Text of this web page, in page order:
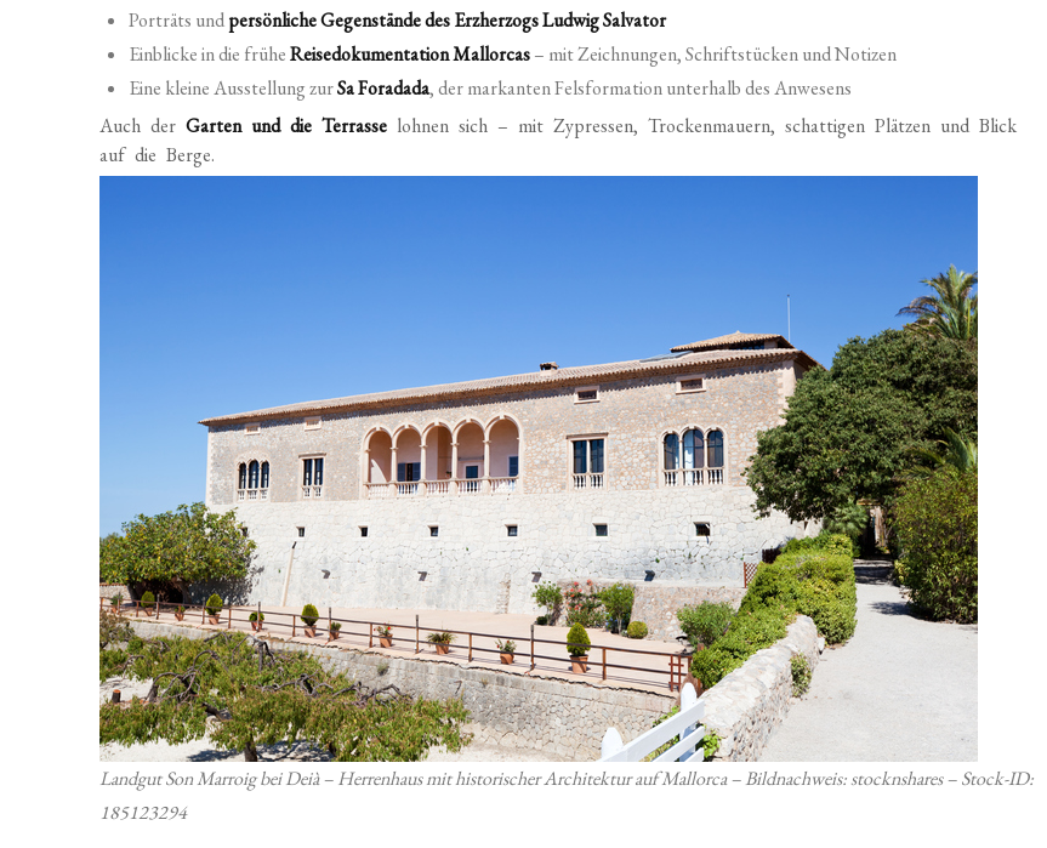
Porträts undpersönliche Gegenstände des Erzherzogs Ludwig Salvator
Einblicke in die früheReisedokumentation Mallorcas– mit Zeichnungen, Schriftstücken und Notizen
Eine kleine Ausstellung zurSa Foradada, der markanten Felsformation unterhalb des Anwesens
Auch derGarten und die Terrasse lohnen sich – mit Zypressen, Trockenmauern, schattigen Plätzen und Blick
auf die Berge.
Landgut Son Marroig bei Deià – Herrenhaus mit historischer Architektur auf Mallorca – Bildnachweis: stocknshares – Stock-ID:
185123294